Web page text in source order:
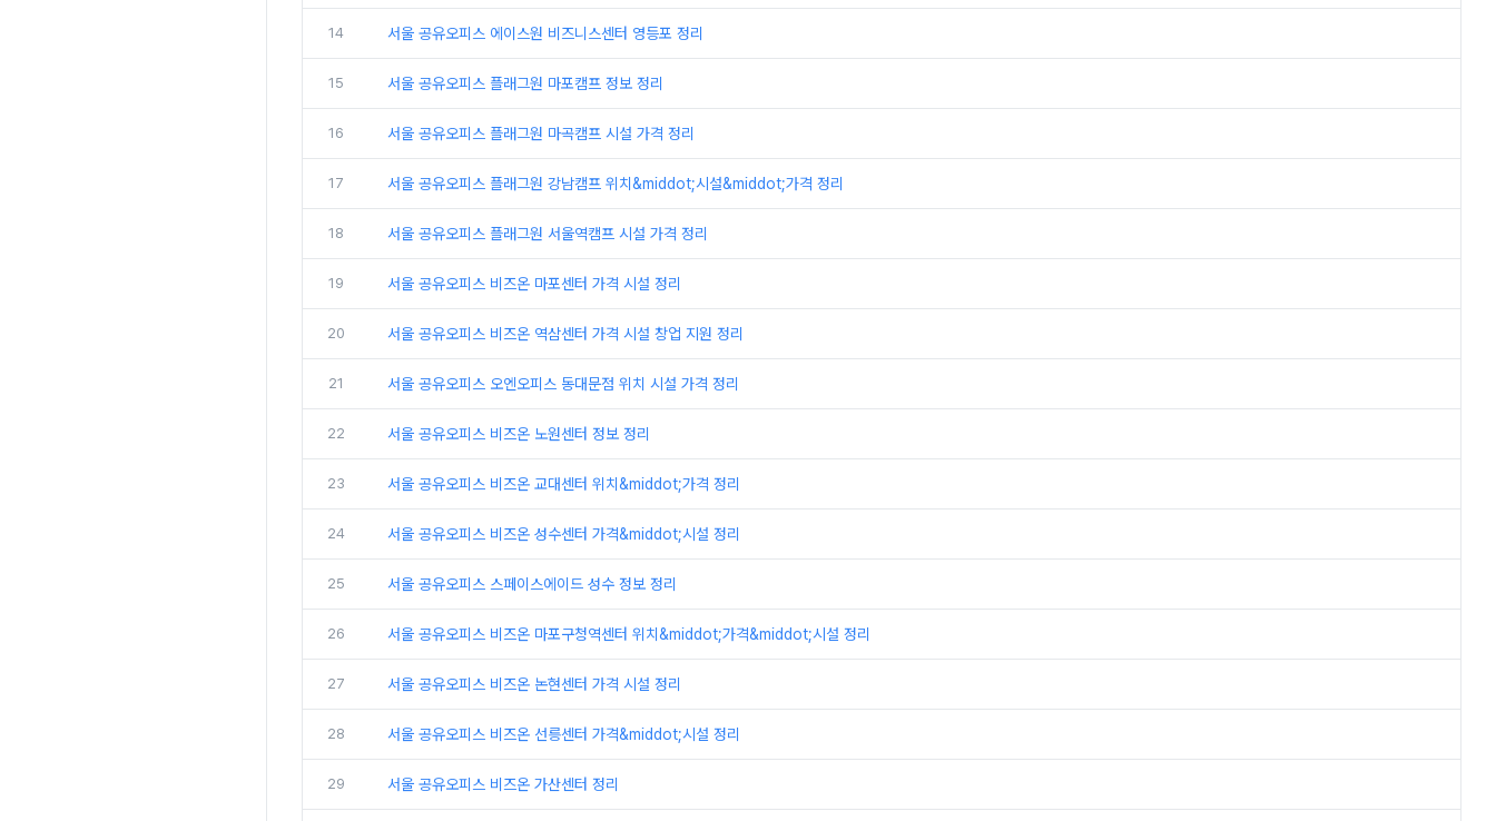
14 서울 공유오피스 에이스원 비즈니스센터 영등포 정리
15 서울 공유오피스 플래그원 마포캠프 정보 정리
16 서울 공유오피스 플래그원 마곡캠프 시설 가격 정리
17 서울 공유오피스 플래그원 강남캠프 위치&middot;시설&middot;가격 정리
18 서울 공유오피스 플래그원 서울역캠프 시설 가격 정리
19 서울 공유오피스 비즈온 마포센터 가격 시설 정리
20 서울 공유오피스 비즈온 역삼센터 가격 시설 창업 지원 정리
21 서울 공유오피스 오엔오피스 동대문점 위치 시설 가격 정리
22 서울 공유오피스 비즈온 노원센터 정보 정리
23 서울 공유오피스 비즈온 교대센터 위치&middot;가격 정리
24 서울 공유오피스 비즈온 성수센터 가격&middot;시설 정리
25 서울 공유오피스 스페이스에이드 성수 정보 정리
26 서울 공유오피스 비즈온 마포구청역센터 위치&middot;가격&middot;시설 정리
27 서울 공유오피스 비즈온 논현센터 가격 시설 정리
28 서울 공유오피스 비즈온 선릉센터 가격&middot;시설 정리
29 서울 공유오피스 비즈온 가산센터 정리